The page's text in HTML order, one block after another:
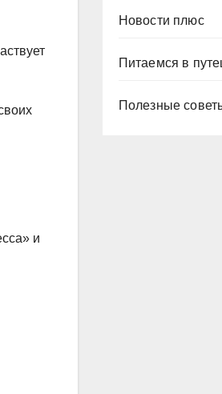
и
Новости плюс
Питаемся в
Полезные